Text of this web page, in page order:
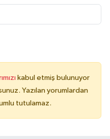
kabul etmiş bulunuyor
Yazılan yorumlardan
tutulamaz.